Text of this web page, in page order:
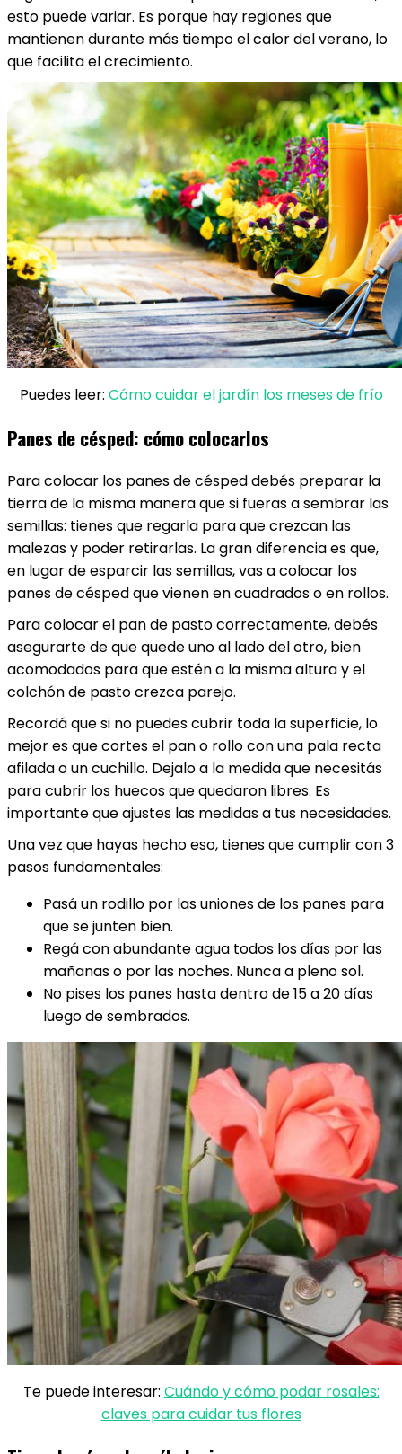
esto puede variar. Es porque hay regiones que
mantienen durante más tiempo el calor del verano, lo
que facilita el crecimiento.
Puedes leer: Cómo cuidar el jardín los meses de frío
Panes de césped: cómo colocarlos
Para colocar los panes de césped debés preparar la
tierra de la misma manera que si fueras a sembrar las
semillas: tienes que regarla para que crezcan las
malezas y poder retirarlas. La gran diferencia es que,
en lugar de esparcir las semillas, vas a colocar los
panes de césped que vienen en cuadrados o en rollos.
Para colocar el pan de pasto correctamente, debés
asegurarte de que quede uno al lado del otro, bien
acomodados para que estén a la misma altura y el
colchón de pasto crezca parejo.
Recordá que si no puedes cubrir toda la superficie, lo
mejor es que cortes el pan o rollo con una pala recta
afilada o un cuchillo. Dejalo a la medida que necesitás
para cubrir los huecos que quedaron libres. Es
importante que ajustes las medidas a tus necesidades.
Una vez que hayas hecho eso, tienes que cumplir con 3
pasos fundamentales:
Pasá un rodillo por las uniones de los panes para
que se junten bien.
Regá con abundante agua todos los días por las
mañanas o por las noches. Nunca a pleno sol.
No pises los panes hasta dentro de 15 a 20 días
luego de sembrados.
Te puede interesar: Cuándo y cómo podar rosales:
claves para cuidar tus flores